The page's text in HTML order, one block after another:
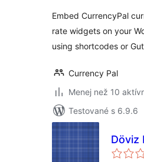
Embed CurrencyPal
rate widgets on your
using shortcodes or
Currency Pal
Menej než 10
Testované s 6.9.6
Döviz